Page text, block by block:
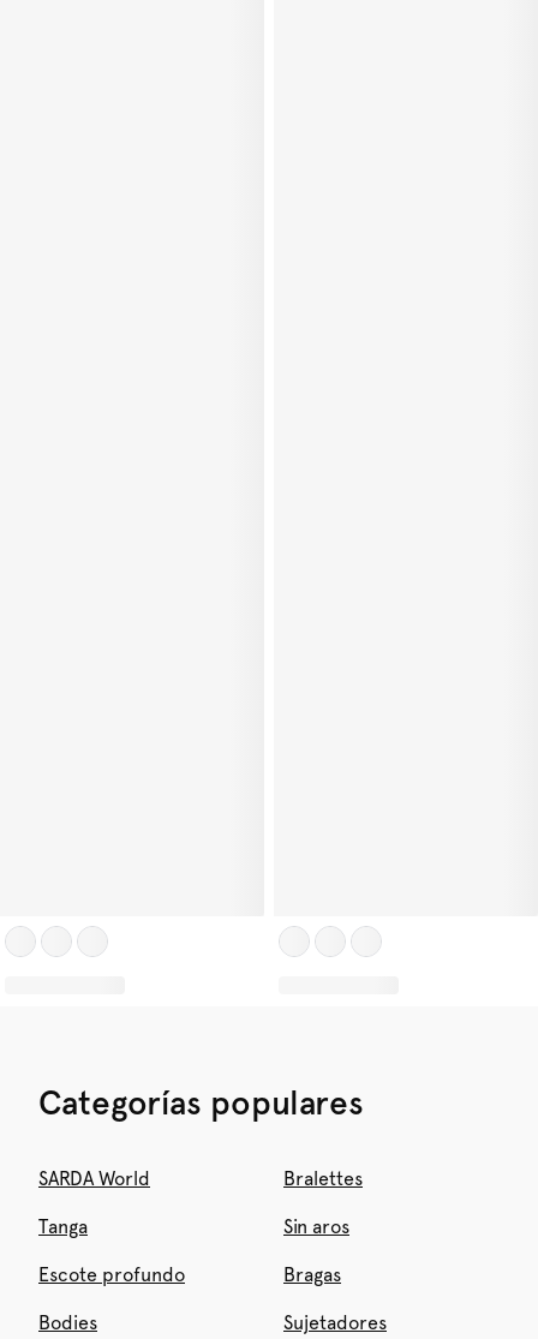
Categorías populares
SARDA World Bralettes
Tanga Sin aros
Escote profundo Bragas
Bodies Sujetadores